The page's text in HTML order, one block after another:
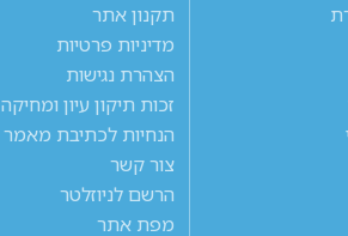
תקנון אתר
מדיניות פרטיות
הצהרת נגישות
זכות תיקון עיון ומחיקה
הנחיות לכתיבת מאמר
צור קשר
הרשם לניוזלטר
מפת אתר